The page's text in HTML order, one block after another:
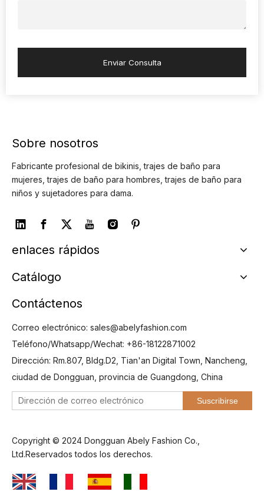
Enviar Consulta
Sobre nosotros
Fabricante profesional de bikinis, trajes de baño para
mujeres, trajes de baño para hombres, trajes de baño para
niños y sujetadores para dama.
enlaces rápidos
Catálogo
Contáctenos
Correo electrónico: sales@abelyfashion.com
Teléfono/Whatsapp/Wechat: +86-18122871002
Dirección: Rm.807, Bldg.D2, Tian'an Digital Town, Nancheng,
ciudad de Dongguan, provincia de Guangdong, China
Suscribirse
Copyright © 2024 Dongguan Abely Fashion Co.,
Ltd.Reservados todos los derechos.